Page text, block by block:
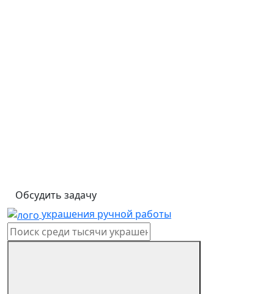
Обсудить задачу
украшения ручной работы